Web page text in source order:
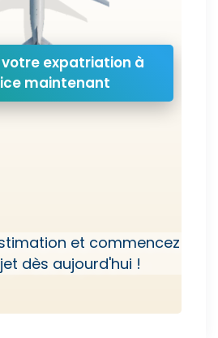
expatriation à
maintenant
et commencez
dès aujourd'hui !